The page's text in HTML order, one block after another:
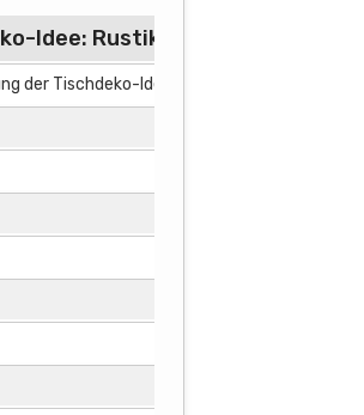
Idee: Rustikale Eleganz
der Tischdeko-Idee: